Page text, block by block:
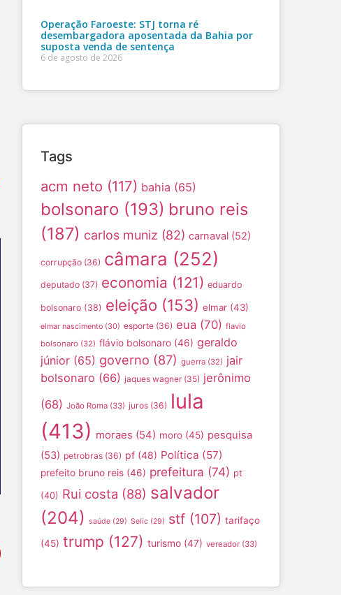
Operação Faroeste: STJ torna ré
desembargadora aposentada da Bahia por
suposta venda de sentença
6 de agosto de 2026
Tags
acm neto (117) bahia (65)
bolsonaro (193) bruno reis
(187) carlos muniz (82) carnaval (52)
corrupção (36) câmara (252)
deputado (37) economia (121) eduardo
bolsonaro (38) eleição (153) elmar (43)
elmar nascimento (30) esporte (36) eua (70) flavio
bolsonaro (32) flávio bolsonaro (46) geraldo
júnior (65) governo (87) guerra (32) jair
bolsonaro (66) jaques wagner(35) jerônimo
(68) João Roma (33) juros (36) lula
(413) moraes (54) moro (45) pesquisa
(53) petrobras (36) pf (48) Política (57)
prefeito bruno reis (46) prefeitura (74) pt
(40) Rui costa (88) salvador
(204) saúde (29) Selic (29) stf (107) tarifaço
(45) trump (127) turismo (47) vereador (33)